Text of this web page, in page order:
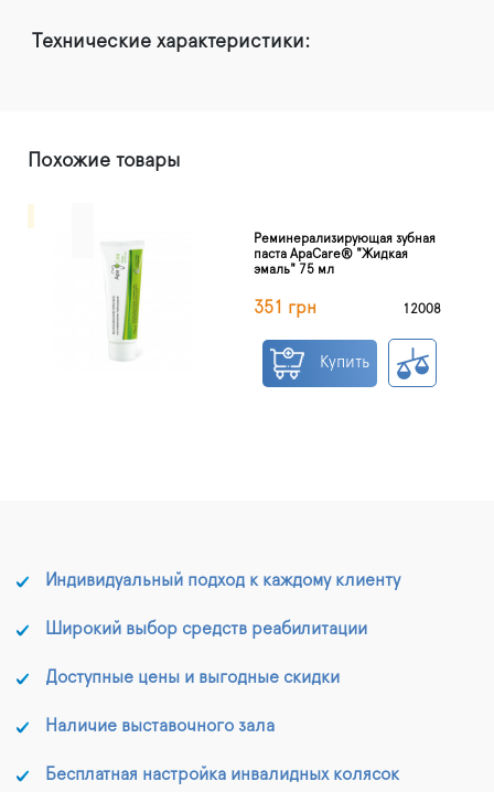
Технические характеристики:
Похожие товары
Pеминерализирующая зубная
паста ApaCare® "Жидкая
эмаль" 75 мл
351 грн 12008
Купить
Индивидуальный подход к каждому клиенту
Широкий выбор средств реабилитации
Доступные цены и выгодные скидки
Наличие выставочного зала
Бесплатная настройка инвалидных колясок